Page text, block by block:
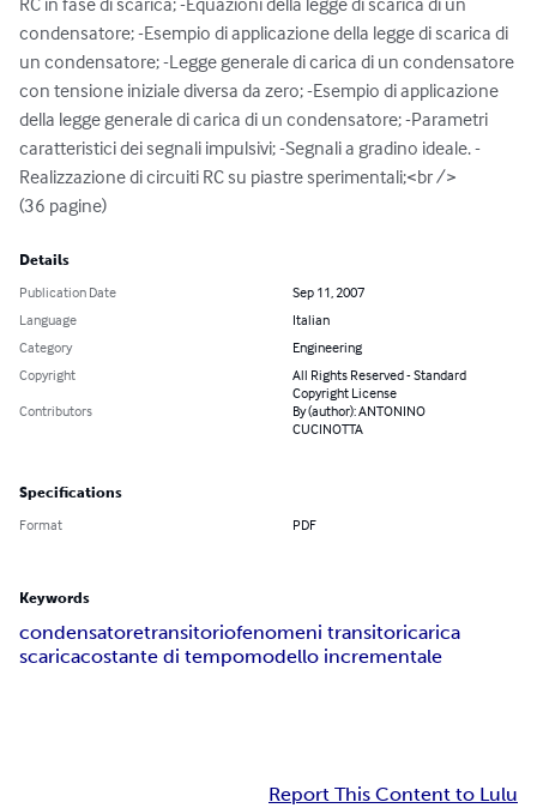
condensatore; -Esempio di applicazione della legge di scarica di
un condensatore; -Legge generale di carica di un condensatore
con tensione iniziale diversa da zero; -Esempio di applicazione
della legge generale di carica di un condensatore; -Parametri
caratteristici dei segnali impulsivi; -Segnali a gradino ideale. -
Realizzazione di circuiti RC su piastre sperimentali;<br />
(36 pagine)
Details
Publication Date
Sep 11, 2007
Language
Italian
Category
Engineering
Copyright
All Rights Reserved - Standard
Copyright License
Contributors
By (author): ANTONINO
CUCINOTTA
Specifications
Format PDF
Keywords
condensatoretransitoriofenomeni transitoricarica
scaricacostante di tempomodello incrementale
Report This Content to Lulu